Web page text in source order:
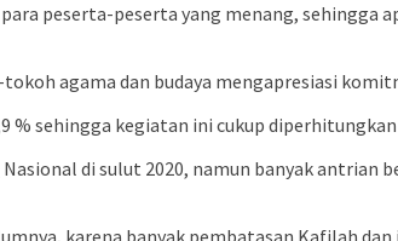
peserta-peserta yang menang, sehingga
agama dan budaya mengapresiasi
% sehingga kegiatan ini cukup
di sulut 2020, namun banyak